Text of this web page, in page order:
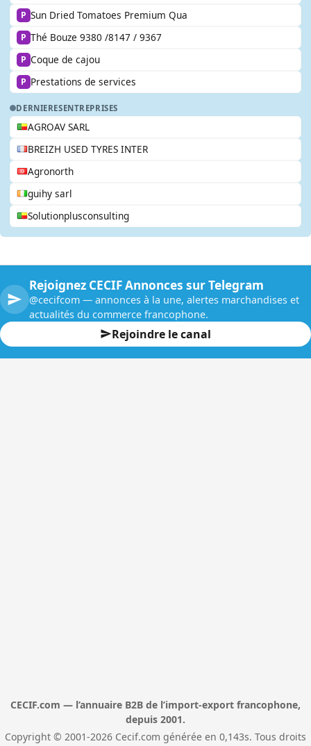
P Sun Dried Tomatoes Premium Qua
P Thé Bouze 9380 /8147 / 9367
P Coque de cajou
P Prestations de services
DERNIERESENTREPRISES
AGROAV SARL
BREIZH USED TYRES INTER
Agronorth
guihy sarl
Solutionplusconsulting
Rejoignez CECIF Annonces sur Telegram
@cecifcom — annonces à la une, alertes marchandises et
actualités du commerce francophone.
Rejoindre le canal
CECIF.com — l’annuaire B2B de l’import-export francophone,
depuis 2001.
Copyright © 2001-2026 Cecif.com générée en 0,143s. Tous droits